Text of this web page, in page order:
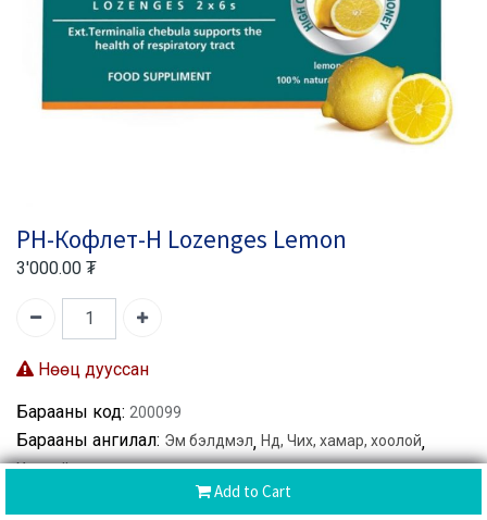
Add to Cart
PH-Кофлет-Н Lozenges Lemon
3'000.00 ₮
Нөөц дууссан
Барааны код: 200099
Барааны ангилал: Эм бэлдмэл, Нүд, Чих, хамар, хоолой,
Хоолойн өвчлөл